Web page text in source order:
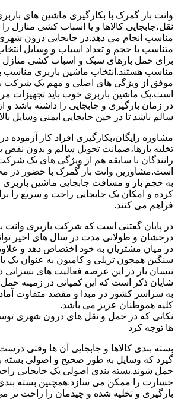
وانت بار گمرک با بکارگیری ماشین های
نقل،جابجایی کالاها و یا اسباب کشی منازل
مناسب انجام می دهد.در جابجایی درون
متناسب با حجم و تعداد اسباب و وسایل
برای حمل بارهای سبک و اسباب کشی منازل
مناسب هستند.انتخاب ماشین باربری مناسب
موفق از ویژگی های اصلی و مهم یک شرکت
است.یک ماشین باربری خوب باید تجهیزات
در زمان بارگیری و جابجایی را داشته باشد و
سالم باشد تا در حین جابجایی ایمنی وسایل
مشاوره رایگان،بکارگیری افراد کار آزموده
تخلیه بارها،ضمانت تحویل سالم و بدون نقص
رانندگان با سابقه هم از ویژگی های یک
است.مشاورین وانت بار گمرک با حضور در
به حجم بار و مسافت جابجایی ماشین باربری
کرده و امکان یک جابجایی راحت و سریع را
فراهم می کنند.
در پایان گفتنی است که شرکت باربری وانت
درخشان و طولانی مدت در سال های اخیر
در میان مشتریان به خود اختصاص دهد و
سنگین همچون تریلی و کامیون به عنوان یک
نیسان بار در این عرصه فعالیت های بسزایی
شایان ذکر است که این کمپانی در زمینه حمل
به سراسر کشور در مبدا و مقصد متفاوت
کلیه هموطنان عزیز می باشد.
نکاتی که در حمل و نقل های درون شهری
ها توجه کرد
بسته بندی کالاها و جابجایی آن ها وقتی
گیرد که وسایل به طور صحیح و اصولی بسته
حمل شوند.بسته بندی اصولی یک جابجایی
خسارت را ممکن می سازد.همچنین بسته
بارگیری و تخلیه شده و چیدمان را راحت تر